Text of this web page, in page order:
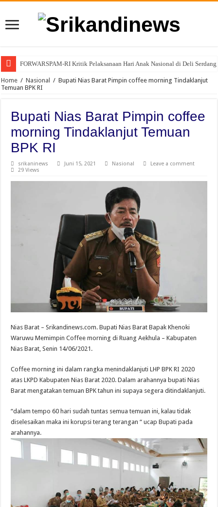
FORWARSPAM-RI Kritik Pelaksanaan Hari Anak Nasional di Deli
Home / Nasional / Bupati Nias Barat Pimpin coffee morning Tindaklanjut
Temuan BPK RI
Bupati Nias Barat Pimpin coffee
morning Tindaklanjut Temuan
BPK RI
srikaninews Juni 15, 2021 Nasional
Leave a comment
29 Views
Nias Barat – Srikandinews.com. Bupati Nias Barat Bapak Khenoki
Waruwu Memimpin Coffee morning di Ruang Aekhula – Kabupaten
Nias Barat, Senin 14/06/2021.
Coffee morning ini dalam rangka menindaklanjuti LHP BPK RI 2020
atas LKPD Kabupaten Nias Barat 2020. Dalam arahannya bupati Nias
Barat mengatakan temuan BPK tahun ini supaya segera ditindaklanjuti.
“dalam tempo 60 hari sudah tuntas semua temuan ini, kalau tidak
diselesaikan maka ini korupsi terang terangan “ ucap Bupati pada
arahannya.